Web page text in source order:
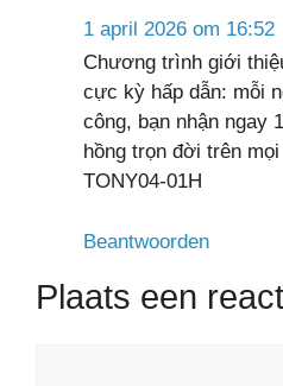
1 april 2026 om 16:52
Chương trình giới
cực kỳ hấp dẫn: mỗi
công, bạn nhận ngay
hồng trọn đời trên
TONY04-01H
Beantwoorden
Plaats een